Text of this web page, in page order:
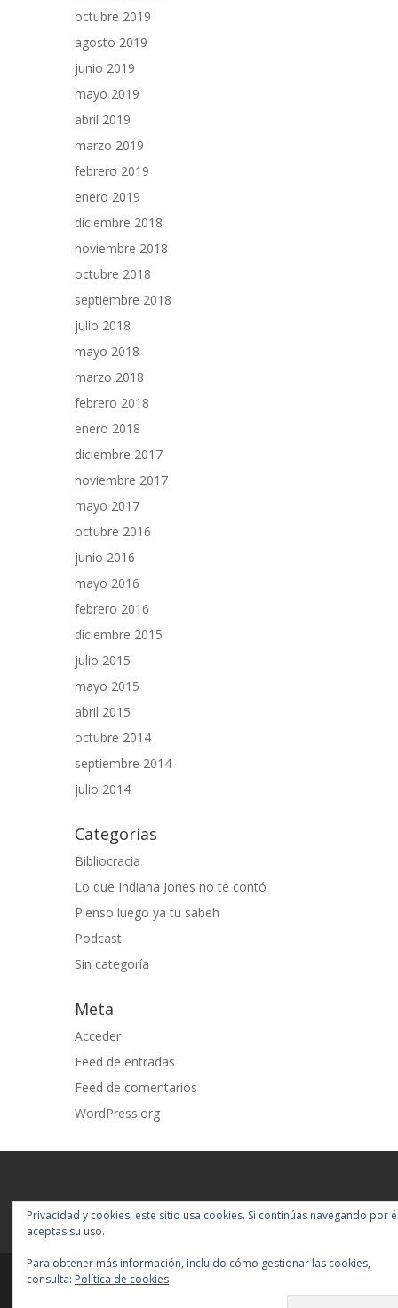
octubre 2019
agosto 2019
junio 2019
mayo 2019
abril 2019
marzo 2019
febrero 2019
enero 2019
diciembre 2018
noviembre 2018
octubre 2018
septiembre 2018
julio 2018
mayo 2018
marzo 2018
febrero 2018
enero 2018
diciembre 2017
noviembre 2017
mayo 2017
octubre 2016
junio 2016
mayo 2016
febrero 2016
diciembre 2015
julio 2015
mayo 2015
abril 2015
octubre 2014
septiembre 2014
julio 2014
Categorías
Bibliocracia
Lo que Indiana Jones no te contó
Pienso luego ya tu sabeh
Podcast
Sin categoría
Meta
Acceder
Feed de entradas
Feed de comentarios
WordPress.org
Privacidad y cookies: este sitio usa cookies. Si continúas navegando por
aceptas su uso.
Para obtener más información, incluido cómo gestionar las cookies,
consulta: Política de cookies